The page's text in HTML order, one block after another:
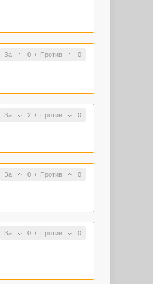
За 0/ Против 0
За 2/ Против 0
За 0/ Против 0
За 0/ Против 0